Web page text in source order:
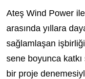
Ateş Wind Powerile
arasında yıllara
sağlamlaşan
sene boyunca
bir proje